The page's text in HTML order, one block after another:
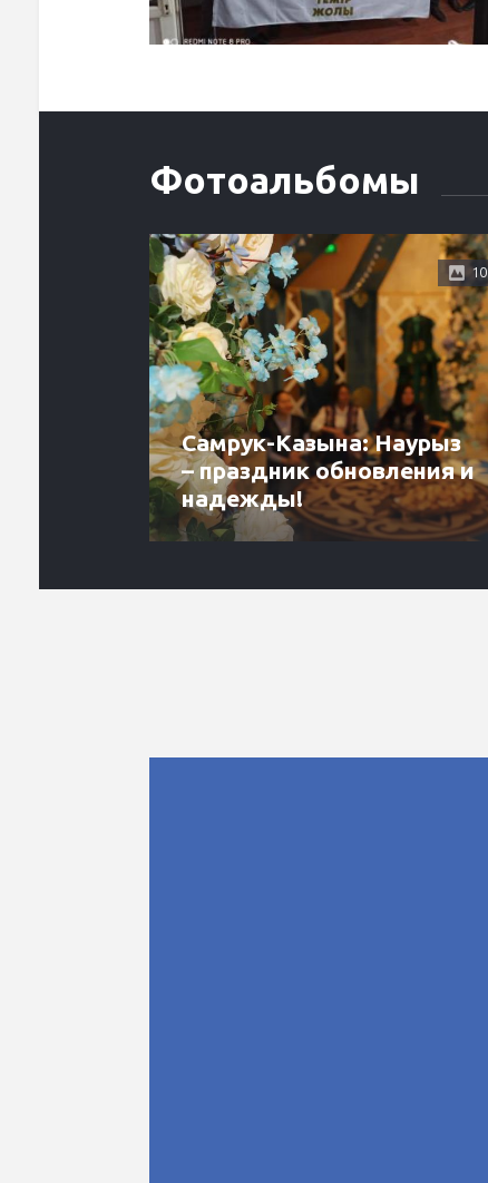
Фотоальбомы
10
Самрук-Казына: Наурыз
– праздник обновления и
надежды!